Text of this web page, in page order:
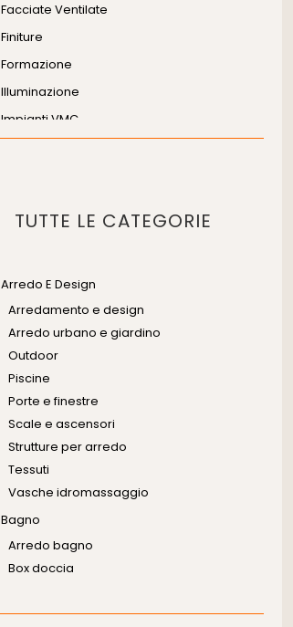
Facciate Ventilate
Finiture
Formazione
Illuminazione
Impianti VMC
Risanamento E Restauro
Servizi
Software
TUTTE LE CATEGORIE
Arredo E Design
Arredamento e design
Arredo urbano e giardino
Outdoor
Piscine
Porte e finestre
Scale e ascensori
Strutture per arredo
Tessuti
Vasche idromassaggio
Bagno
Arredo bagno
Box doccia
Placche di comando per wc